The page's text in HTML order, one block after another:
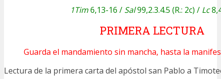
1Tim 6,13-16 / Sal99,2.3.4.5 (R.: 2c) / Lc
PRIMERA LECTURA
Guarda el mandamiento sin mancha, hasta la
Lectura de la primera carta del apóstol san Pablo a